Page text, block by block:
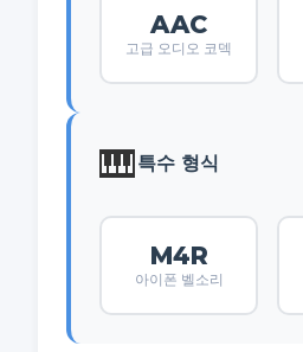
AAC
고급 오디오 코덱
🎹특수 형식
M4R
아이폰 벨소리